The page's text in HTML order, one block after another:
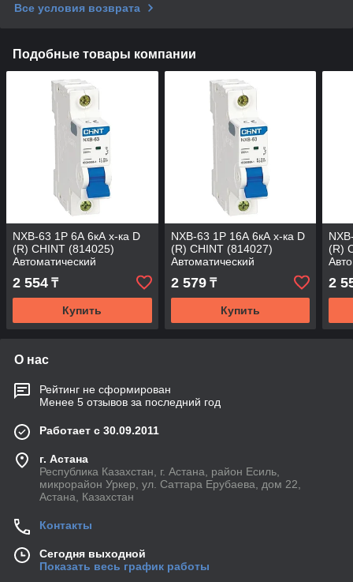
Все условия возврата
Подобные товары компании
NXB-63 1P 6А 6кА х-ка D
(R) CHINT (814025)
Автоматический
выключатель
2 554 ₸
Купить
NXB-63 1P 16А 6кА х-ка D
(R) CHINT (814027)
Автоматический
выключатель
2 579₸
Купить
(R)
2
О нас
Рейтинг не сформирован
Менее 5 отзывов за последний год
Работает с 30.09.2011
г. Астана
Республика Казахстан, г. Астана, район Есиль,
микрорайон Уркер, ул. Саттара Ерубаева, дом 22,
Астана, Казахстан
Контакты
Сегодня выходной
Показать весь график работы